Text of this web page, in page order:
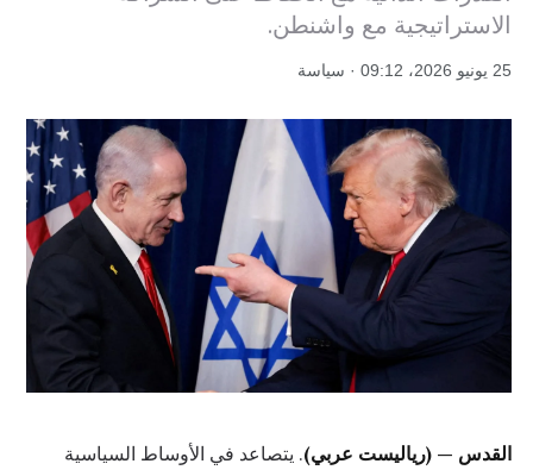
الاستراتيجية مع واشنطن.
25 يونيو 2026، 09:12 · سياسة
القدس — (رياليست عربي). يتصاعد في الأوساط السياسية